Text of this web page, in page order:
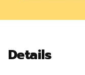
Details